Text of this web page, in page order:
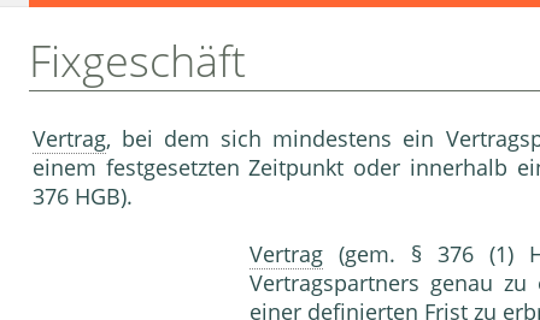
Fixgeschäft
Vertrag, bei dem sich mindestens ein
einem festgesetzten Zeitpunkt oder innerhalb
376 HGB).
Vertrag (gem. § 376 (1)
Vertragspartners genau
einer definierten Frist zu